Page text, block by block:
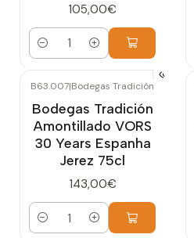
105,00€
Quantidade
B63.007|Bodegas Tradición
Bodegas Tradición
Amontillado VORS
30 Years Espanha
Jerez 75cl
143,00€
Quantidade